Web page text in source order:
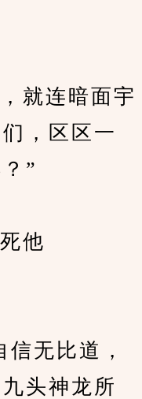
连暗面宇
，区区一
”
他
无比道，
头神龙所